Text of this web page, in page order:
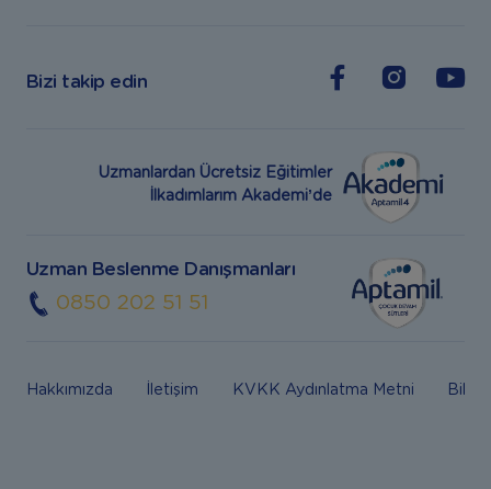
Bizi takip edin
Uzmanlardan Ücretsiz Eğitimler
İlkadımlarım Akademi’de
Uzman Beslenme Danışmanları
0850 202 51 51
Hakkımızda İletişim KVKK Aydınlatma Metni Bilgi